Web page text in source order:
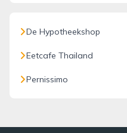
De Hypotheekshop
Eetcafe Thailand
Pernissimo